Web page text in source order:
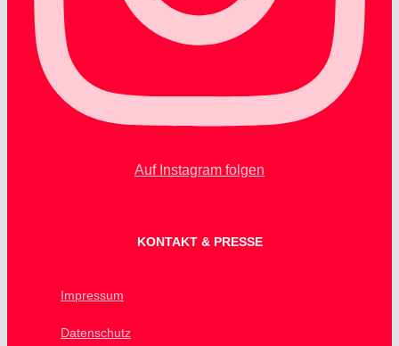
Auf Instagram folgen
KONTAKT & PRESSE
Impressum
Datenschutz